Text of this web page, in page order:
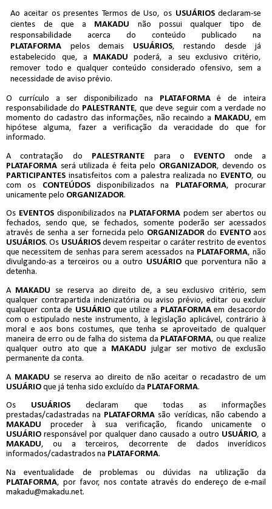
Ao aceitar os presentes Termos de Uso, os USUÁRIOSdeclaram-se
cientes de que a MAKADU não possui qualquer tipo de
responsabilidade acerca do conteúdo publicado na
PLATAFORMA pelos demais USUÁRIOS, restando desde já
estabelecido que, a MAKADU poderá, a seu exclusivo critério,
remover todo e qualquer conteúdo considerado ofensivo, sem a
necessidade de aviso prévio.
O currículo a ser disponibilizado na PLATAFORMAé de inteira
responsabilidade do PALESTRANTE, que deve seguir com a verdade no
momento do cadastro das informações, não recaindo a MAKADU, em
hipótese alguma, fazer a verificação da veracidade do que for
informado.
A contratação do PALESTRANTE para o EVENTO onde a
PLATAFORMA será utilizada é feita pelo ORGANIZADOR, devendo os
PARTICIPANTES insatisfeitos com a palestra realizada no EVENTO, ou
com os CONTEÚDOSdisponibilizados na PLATAFORMA, procurar
unicamente pelo ORGANIZADOR.
Os EVENTOS disponibilizados na PLATAFORMA podem ser abertos ou
fechados, sendo que, se fechados, somente poderão ser acessados
através de senha a ser fornecida pelo ORGANIZADORdo EVENTOaos
USUÁRIOS. Os USUÁRIOSdevem respeitar o caráter restrito de eventos
que necessitem de senhas para serem acessados na PLATAFORMA, não
divulgando-as a terceiros ou a outro USUÁRIOque porventura não a
detenha.
A MAKADU se reserva ao direito de, a seu exclusivo critério, sem
qualquer contrapartida indenizatória ou aviso prévio, editar ou excluir
qualquer conta de USUÁRIO que utilize a PLATAFORMAem desacordo
com o estipulado neste instrumento, à legislação aplicável, contrário à
moral e aos bons costumes, que tenha se aproveitado de qualquer
maneira de erro ou de falha do sistema da PLATAFORMA, ou que realize
qualquer outro ato que a MAKADU julgar ser motivo de exclusão
permanente da conta.
A MAKADU se reserva ao direito de não aceitar o recadastro de um
USUÁRIO que já tenha sido excluído da PLATAFORMA.
Os USUÁRIOS declaram que todas as informações
prestadas/cadastradas na PLATAFORMA são verídicas, não cabendo a
MAKADU proceder à sua verificação, ficando unicamente o
USUÁRIO responsável por qualquer dano causado a outro USUÁRIO, a
MAKADU, ou a terceiros, decorrente de dados inverídicos
informados/cadastrados na PLATAFORMA.
Na eventualidade de problemas ou dúvidas na utilização da
PLATAFORMA, por favor, nos contate através do endereço de e-mail
makadu@makadu.net.